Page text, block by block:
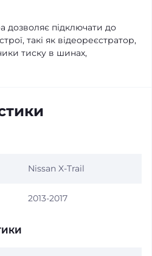
дозволяє підключати до
такі як відеореєстратор,
тиску в шинах,
Nissan X-Trail
2013-2017